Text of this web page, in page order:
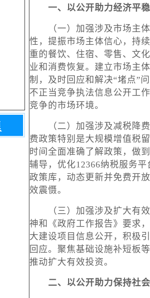
一、以公开助力经济平
（一）加强涉及市场主体
性，提振市场主体信心，持
重的餐饮、住宿、零售、文
业和消费恢复。建立市场主
制，及时回应和解决“堵点”
不正当竞争执法信息公开工
竞争的市场环境。
（二）加强涉及减税降费
费政策特别是大规模增值税
时间全面准确了解政策，做
辅导，优化12366纳税服务
政策库，动态更新并免费开
效震慑。
（三）加强涉及扩大有效
神和《政府工作报告》要求
大建设项目信息公开，积极
回应。聚焦基础设施补短板
推动扩大有效投资。
二、以公开助力保持社